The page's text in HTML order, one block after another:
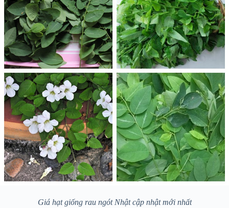
Giá hạt giống rau ngót Nhật cập nhật mới nhất